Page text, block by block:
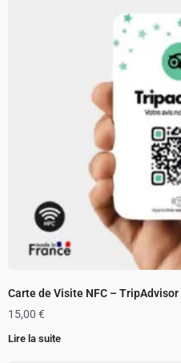
Carte de Visite NFC – TripAdvisor
15,00 €
Lire la suite